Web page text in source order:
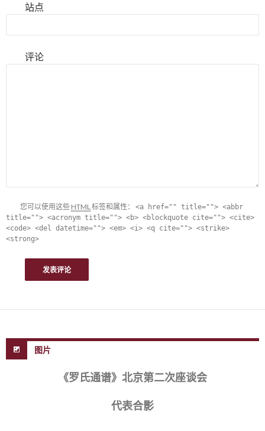
站点
评论
您可以使用这些 HTML标签和属性： <a href="" title=""> <abbr
title=""> <acronym title=""> <b> <blockquote cite=""> <cite>
<code> <del datetime=""> <em> <i> <q cite=""> <strike>
<strong>
图片
《罗氏通谱》北京第二次座谈会
代表合影